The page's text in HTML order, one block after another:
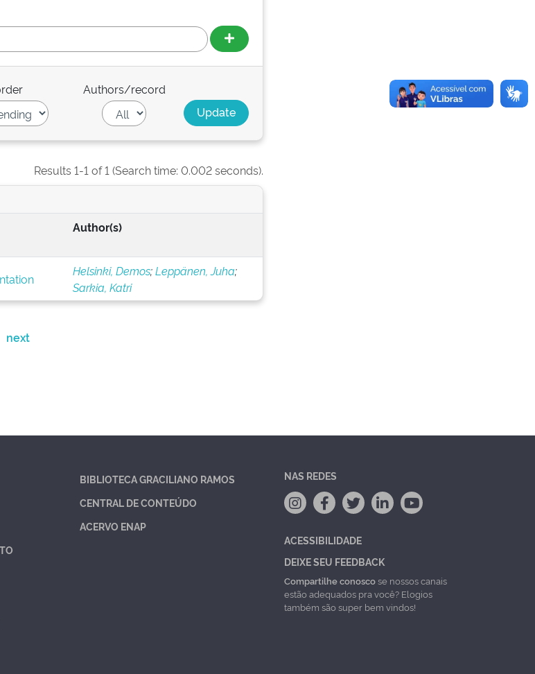
Authors/record
Results 1-1 of 1 (Search time: 0.002 seconds).
Author(s)
Helsinki, Demos;Leppänen, Juha;
Sarkia, Katri
next
BIBLIOTECA GRACILIANO RAMOS
CENTRAL DE CONTEÚDO
ACERVO ENAP
NAS REDES
ACESSIBILIDADE
DEIXE SEU FEEDBACK
Compartilhe conoscose nossos canais
estão adequados pra você? Elogios
também são super bem vindos!